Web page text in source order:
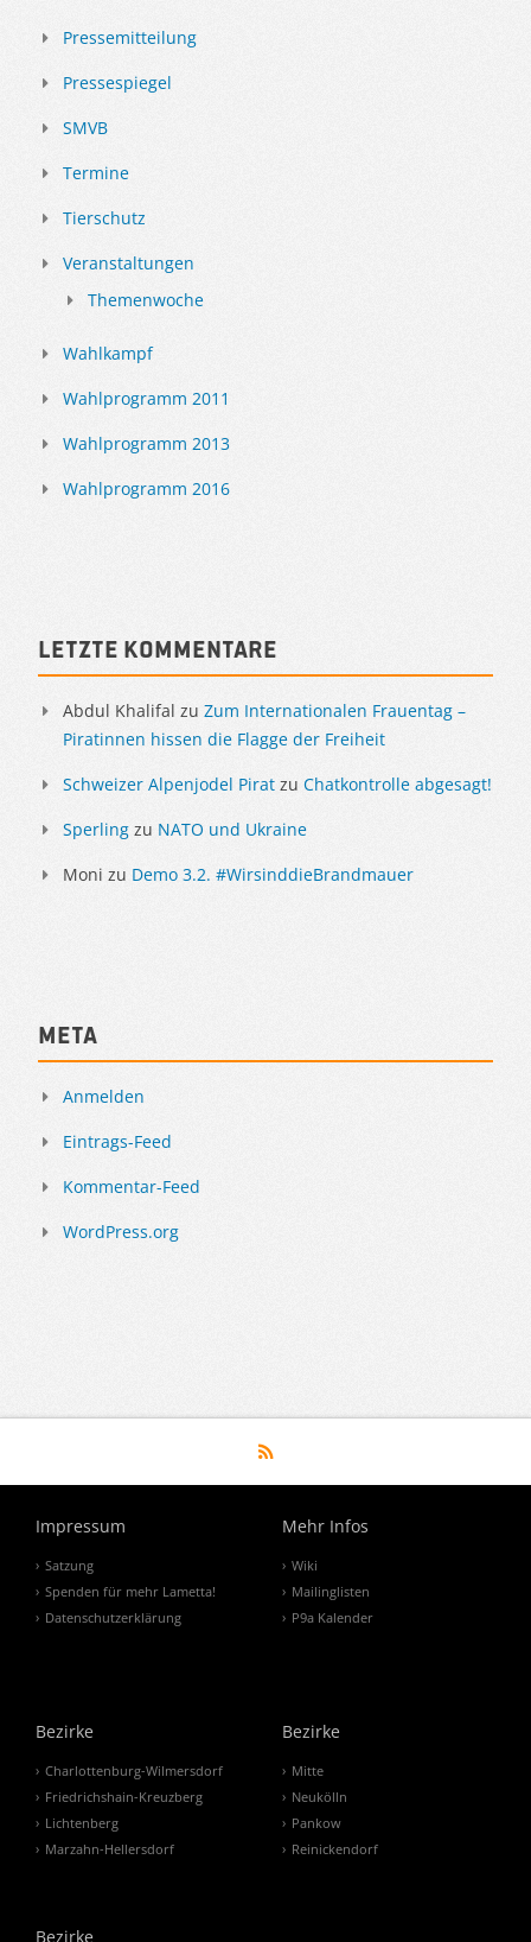
Pressemitteilung
Pressespiegel
SMVB
Termine
Tierschutz
Veranstaltungen
Themenwoche
Wahlkampf
Wahlprogramm 2011
Wahlprogramm 2013
Wahlprogramm 2016
Letzte Kommentare
Abdul Khalifal zu Zum Internationalen Frauentag –
Piratinnen hissen die Flagge der Freiheit
Schweizer Alpenjodel Pirat zu Chatkontrolle abgesagt!
Sperling zu NATO und Ukraine
Moni zu Demo 3.2. #WirsinddieBrandmauer
Meta
Anmelden
Eintrags-Feed
Kommentar-Feed
WordPress.org
Impressum
Satzung
Spenden für mehr Lametta!
Datenschutzerklärung
Mehr Infos
Wiki
Mailinglisten
P9a Kalender
Bezirke
Charlottenburg-Wilmersdorf
Friedrichshain-Kreuzberg
Lichtenberg
Marzahn-Hellersdorf
Bezirke
Mitte
Neukölln
Pankow
Reinickendorf
Bezirke